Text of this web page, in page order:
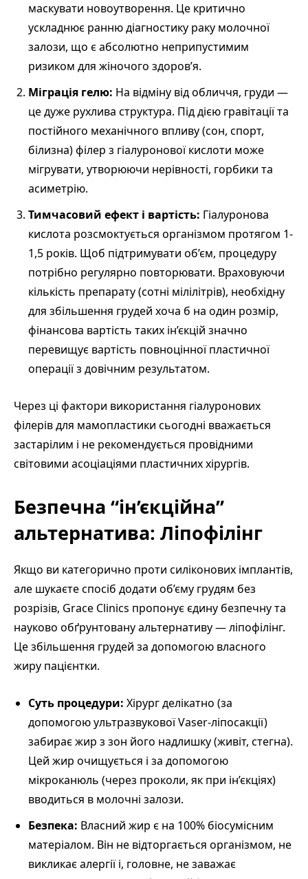
маскувати новоутворення. Це критично
ускладнює ранню діагностику раку молочної
залози, що є абсолютно неприпустимим
ризиком для жіночого здоров’я.
Міграція гелю: На відміну від обличчя, груди —
це дуже рухлива структура. Під дією гравітації та
постійного механічного впливу (сон, спорт,
білизна) філер з гіалуронової кислоти може
мігрувати, утворюючи нерівності, горбики та
асиметрію.
Тимчасовий ефект і вартість: Гіалуронова
кислота розсмоктується організмом протягом 1-
1,5 років. Щоб підтримувати об’єм, процедуру
потрібно регулярно повторювати. Враховуючи
кількість препарату (сотні мілілітрів), необхідну
для збільшення грудей хоча б на один розмір,
фінансова вартість таких ін’єкцій значно
перевищує вартість повноцінної пластичної
операції з довічним результатом.
Через ці фактори використання гіалуронових
філерів для мамопластики сьогодні вважається
застарілим і не рекомендується провідними
світовими асоціаціями пластичних хірургів.
Безпечна “ін’єкційна”
альтернатива: Ліпофілінг
Якщо ви категорично проти силіконових імплантів,
але шукаєте спосіб додати об’єму грудям без
розрізів, Grace Clinics пропонує єдину безпечну та
науково обґрунтовану альтернативу — ліпофілінг.
Це збільшення грудей за допомогою власного
жиру пацієнтки.
Суть процедури: Хірург делікатно (за
допомогою ультразвукової Vaser-ліпосакції)
забирає жир з зон його надлишку (живіт, стегна).
Цей жир очищується і за допомогою
мікроканюль (через проколи, як при ін’єкціях)
вводиться в молочні залози.
Безпека: Власний жир є на 100% біосумісним
матеріалом. Він не відторгається організмом, не
викликає алергії і, головне, не заважає